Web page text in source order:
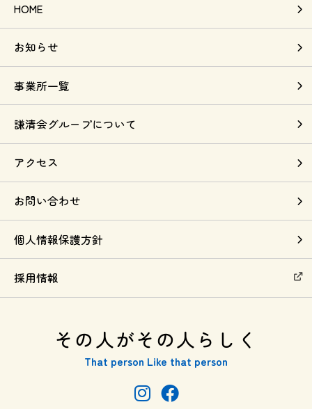
HOME
お知らせ
事業所一覧
謙清会グループについて
アクセス
お問い合わせ
個人情報保護方針
採用情報
その人がその人らしく
That person Like that person